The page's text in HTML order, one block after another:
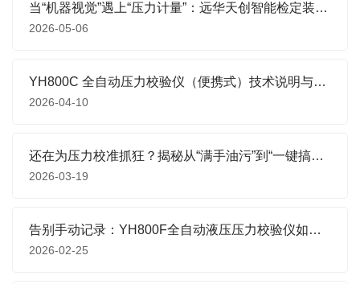
当“机器视觉”遇上“压力计量”：远华天创智能检定装置如何重新定义表计检定效率与精度？
2026-05-06
YH800C 全自动压力校验仪（便携式）技术说明与应用解析
2026-04-10
还在为压力校准抓狂？揭秘从“满手油污”到“一键搞定”的进阶之路。
2026-03-19
告别手动记录：YH800F全自动液压压力校验仪如何赋能现代计量实验室
2026-02-25